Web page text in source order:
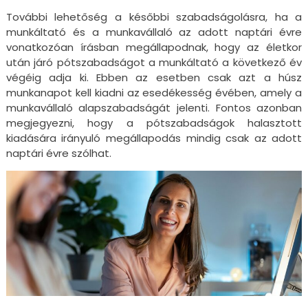
További lehetőség a későbbi szabadságolásra, ha a
munkáltató és a munkavállaló az adott naptári évre
vonatkozóan írásban megállapodnak, hogy az életkor
után járó pótszabadságot a munkáltató a következő év
végéig adja ki. Ebben az esetben csak azt a húsz
munkanapot kell kiadni az esedékesség évében, amely a
munkavállaló alapszabadságát jelenti. Fontos azonban
megjegyezni, hogy a pótszabadságok halasztott
kiadására irányuló megállapodás mindig csak az adott
naptári évre szólhat.